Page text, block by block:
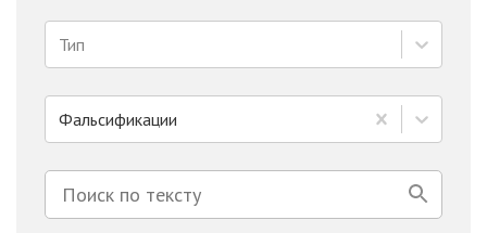
Тип
Фальсификации